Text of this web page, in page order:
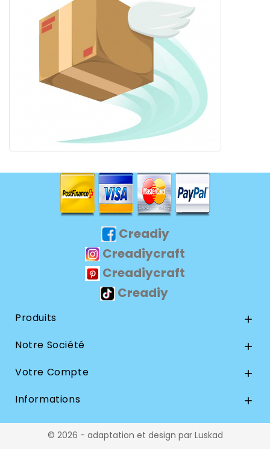
Creadiy
Creadiycraft
Creadiycraft
Creadiy
Produits 
Notre Société 
Votre Compte 
Informations 
© 2026 - adaptation et design par Luskad